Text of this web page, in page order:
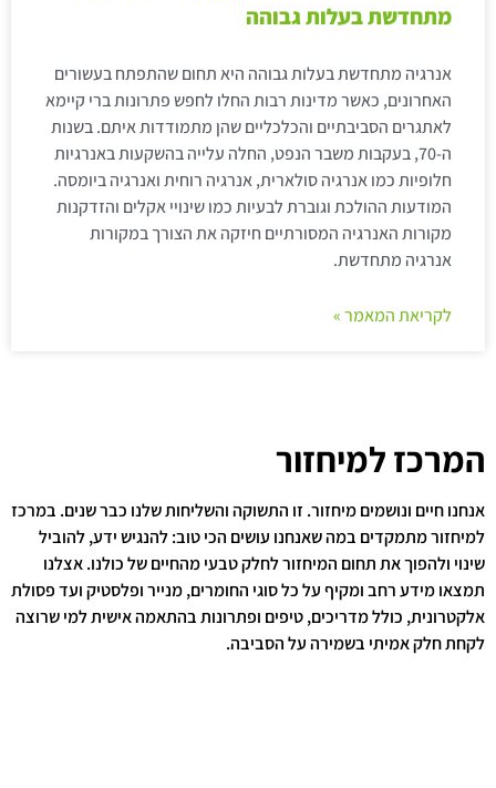
מתחדשת בעלות גבוהה
אנרגיה מתחדשת בעלות גבוהה היא תחום שהתפתח בעשורים
האחרונים, כאשר מדינות רבות החלו לחפש פתרונות ברי קיימא
לאתגרים הסביבתיים והכלכליים שהן מתמודדות איתם. בשנות
ה-70, בעקבות משבר הנפט, החלה עלייה בהשקעות באנרגיות
חלופיות כמו אנרגיה סולארית, אנרגיה רוחית ואנרגיה ביומסה.
המודעות ההולכת וגוברת לבעיות כמו שינויי אקלים והזדקנות
מקורות האנרגיה המסורתיים חיזקה את הצורך במקורות
אנרגיה מתחדשת.
לקריאת המאמר »
המרכז למיחזור
אנחנו חיים ונושמים מיחזור. זו התשוקה והשליחות שלנו כבר שנים. במרכז
למיחזור מתמקדים במה שאנחנו עושים הכי טוב: להנגיש ידע, להוביל
שינוי ולהפוך את תחום המיחזור לחלק טבעי מהחיים של כולנו. אצלנו
תמצאו מידע רחב ומקיף על כל סוגי החומרים, מנייר ופלסטיק ועד פסולת
אלקטרונית, כולל מדריכים, טיפים ופתרונות בהתאמה אישית למי שרוצה
לקחת חלק אמיתי בשמירה על הסביבה.